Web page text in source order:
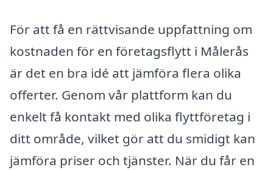
För att få en rättvisande uppfattning om
kostnaden för en företagsflytt i Målerås
är det en bra idé att jämföra flera olika
offerter. Genom vår plattform kan du
enkelt få kontakt med olika flyttföretag i
ditt område, vilket gör att du smidigt kan
jämföra priser och tjänster. När du får en